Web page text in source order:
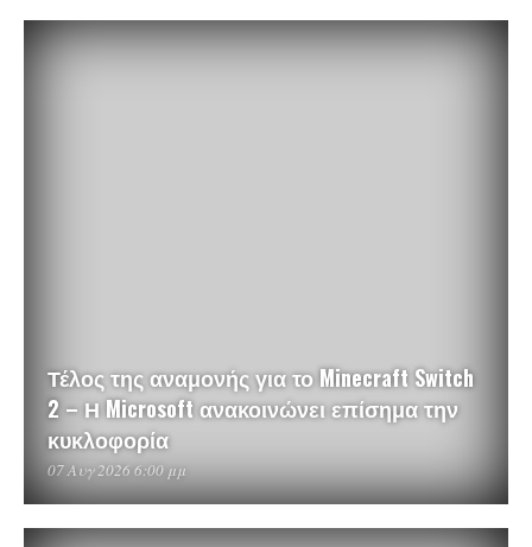
Τέλος της αναμονής για το Minecraft Switch
2 – Η Microsoft ανακοινώνει επίσημα την
κυκλοφορία
07 Αυγ 2026 6:00 μμ